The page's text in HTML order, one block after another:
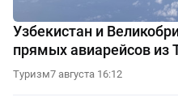
Узбекистан и
прямых авиарейсов из
Туризм7 августа 16:12